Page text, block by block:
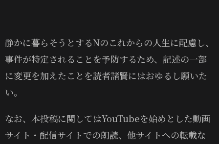
静かに暮らそうとするNのこれからの人生に配慮し、
事件が特定されることを予防するため、記述の一部
に変更を加えたことを読者諸賢にはおゆるし願いた
い。
なお、本投稿に関してはYouTubeを始めとした動画
サイト・配信サイトでの朗読、他サイトへの転載な